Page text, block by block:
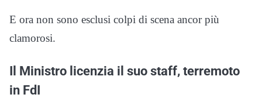
E ora non sono esclusi colpi di scena ancor più
clamorosi.
Il Ministro licenzia il suo staff, terremoto
in FdI